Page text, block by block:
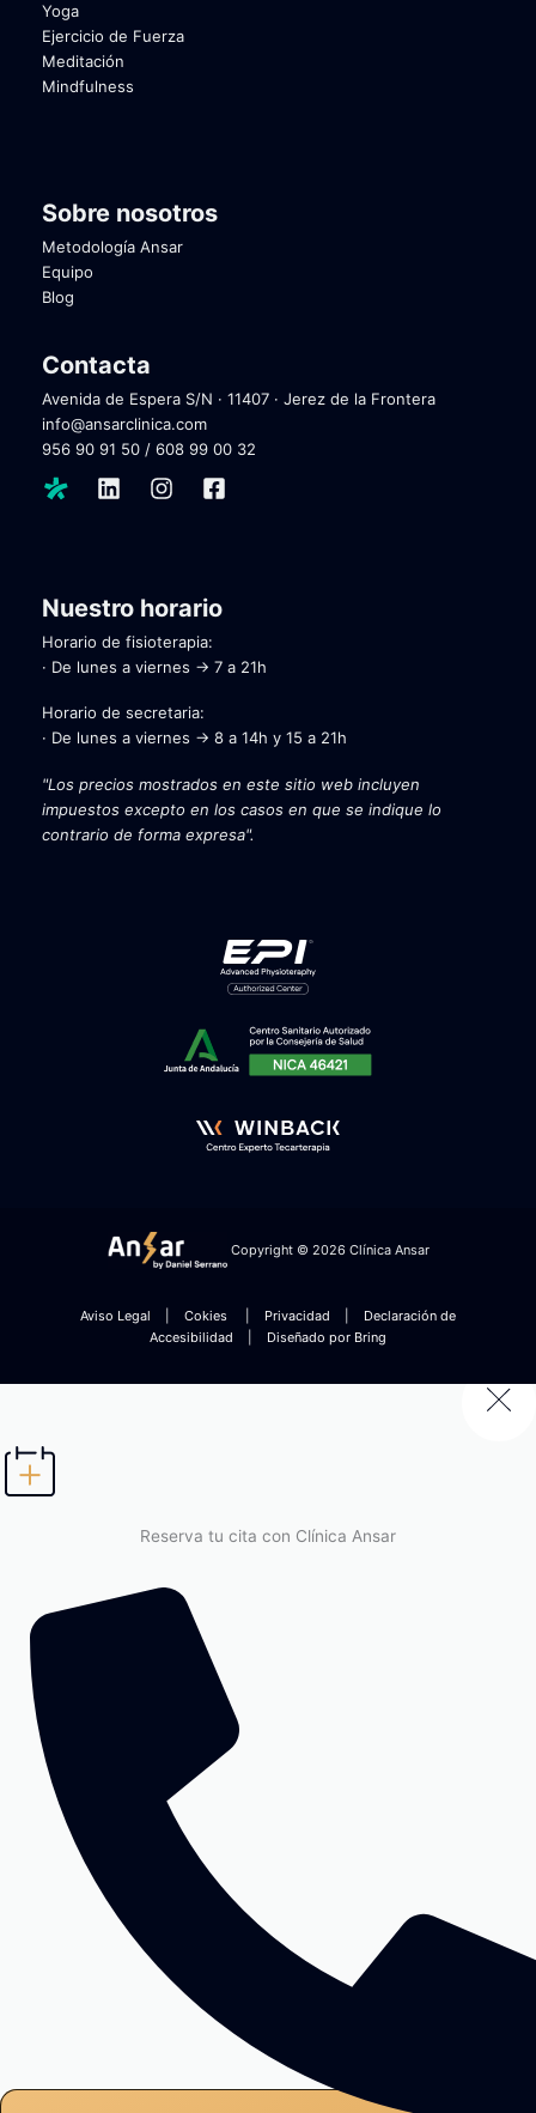
Yoga
Ejercicio de Fuerza
Meditación
Mindfulness
Sobre nosotros
Metodología Ansar
Equipo
Blog
Contacta
Avenida de Espera S/N · 11407 · Jerez de la Frontera
info@ansarclinica.com
956 90 91 50 / 608 99 00 32
Nuestro horario
Horario de fisioterapia:
· De lunes a viernes → 7 a 21h
Horario de secretaria:
· De lunes a viernes → 8 a 14h y 15 a 21h
"Los precios mostrados en este sitio web incluyen
impuestos excepto en los casos en que se indique lo
contrario de forma expresa".
Copyright © 2026 Clínica Ansar
Aviso Legal Cokies Privacidad
Declaración de
Accesibilidad
Diseñado por Bring
Reserva tu cita con Clínica Ansar